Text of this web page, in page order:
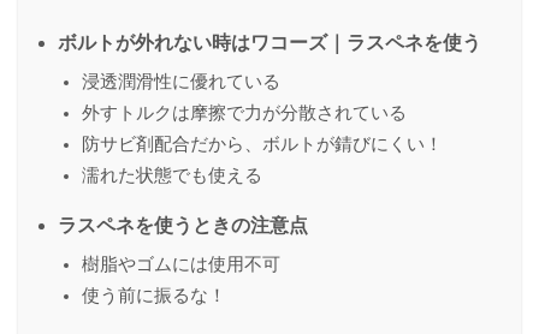
ボルトが外れない時はワコーズ｜ラスペネを使う
浸透潤滑性に優れている
外すトルクは摩擦で力が分散されている
防サビ剤配合だから、ボルトが錆びにくい！
濡れた状態でも使える
ラスペネを使うときの注意点
樹脂やゴムには使用不可
使う前に振るな！